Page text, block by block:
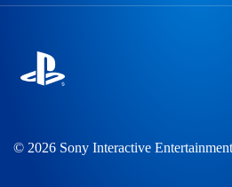
© 2026 Sony Interactive